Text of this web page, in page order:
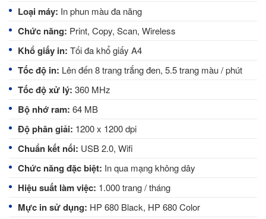
Loại máy: In phun màu đa năng
Chức năng: Print, Copy, Scan, Wireless
Khổ giấy in: Tối đa khổ giấy A4
Tốc độ in: Lên đến 8 trang trắng đen, 5.5 trang màu / phút
Tốc độ xử lý: 360 MHz
Bộ nhớ ram: 64 MB
Độ phân giải: 1200 x 1200 dpi
Chuẩn kết nối: USB 2.0, Wifi
Chức năng đặc biệt: In qua mạng không dây
Hiệu suất làm việc: 1.000 trang / tháng
Mực in sử dụng: HP 680 Black, HP 680 Color